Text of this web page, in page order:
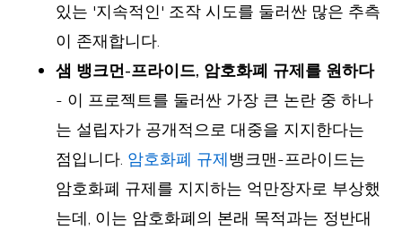
있는 '지속적인' 조작 시도를 둘러싼 많은 추측
이 존재합니다.
샘 뱅크먼-프라이드, 암호화폐 규제를 원하다
- 이 프로젝트를 둘러싼 가장 큰 논란 중 하나
는 설립자가 공개적으로 대중을 지지한다는
점입니다. 암호화폐 규제뱅크맨-프라이드는
암호화폐 규제를 지지하는 억만장자로 부상했
는데, 이는 암호화폐의 본래 목적과는 정반대